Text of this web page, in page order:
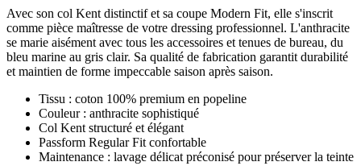
Avec son col Kent distinctif et sa coupe Modern Fit, elle s'inscrit
comme pièce maîtresse de votre dressing professionnel. L'anthracite
se marie aisément avec tous les accessoires et tenues de bureau, du
bleu marine au gris clair. Sa qualité de fabrication garantit durabilité
et maintien de forme impeccable saison après saison.
Tissu : coton 100% premium en popeline
Couleur : anthracite sophistiqué
Col Kent structuré et élégant
Passform Regular Fit confortable
Maintenance : lavage délicat préconisé pour préserver la teinte